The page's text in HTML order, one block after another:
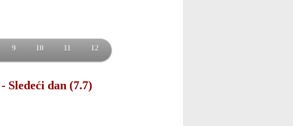
9 10 11 12
- Sledeći dan (7.7)